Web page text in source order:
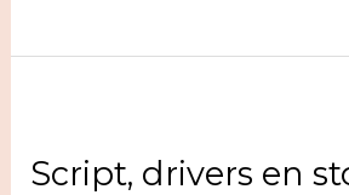
Script, drivers en